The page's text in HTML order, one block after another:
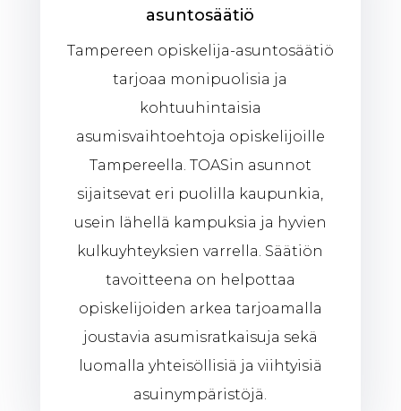
asuntosäätiö
Tampereen opiskelija-asuntosäätiö
tarjoaa monipuolisia ja
kohtuuhintaisia
asumisvaihtoehtoja opiskelijoille
Tampereella. TOASin asunnot
sijaitsevat eri puolilla kaupunkia,
usein lähellä kampuksia ja hyvien
kulkuyhteyksien varrella. Säätiön
tavoitteena on helpottaa
opiskelijoiden arkea tarjoamalla
joustavia asumisratkaisuja sekä
luomalla yhteisöllisiä ja viihtyisiä
asuinympäristöjä.